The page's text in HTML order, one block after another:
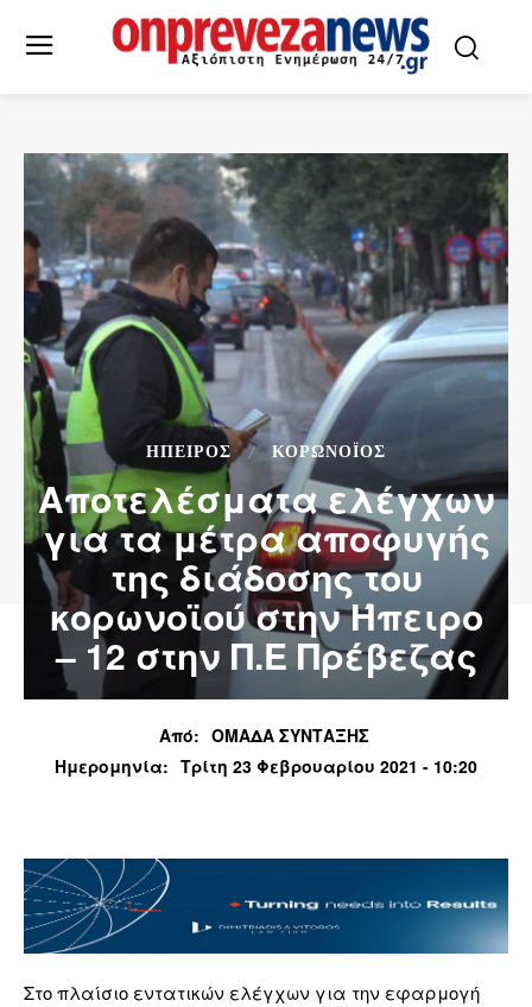
ΉΠΕΙΡΟΣ ΚΟΡΩΝΟΪΌΣ
Αποτελέσματα ελέγχων
για τα μέτρα αποφυγής
της διάδοσης του
κορωνοϊού στην Ήπειρο
– 12 στην Π.Ε Πρέβεζας
Από: ΟΜΑΔΑ ΣΥΝΤΑΞΗΣ
Ημερομηνία: Τρίτη 23 Φεβρουαρίου 2021 - 10:20
Στο πλαίσιο εντατικών ελέγχων για την εφαρμογή